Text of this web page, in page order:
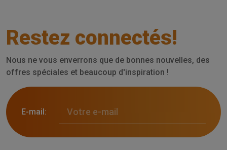
Restez connectés!
Nous ne vous enverrons que de bonnes nouvelles, des
offres spéciales et beaucoup d'inspiration !
E-mail: